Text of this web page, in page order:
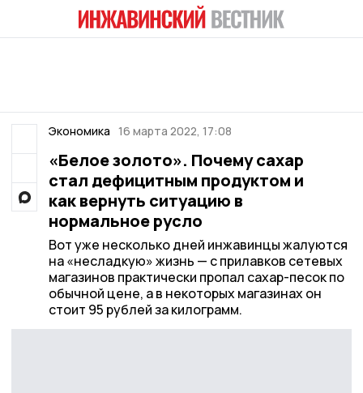
Экономика 16 марта 2022, 17:08
«Белое золото». Почему сахар
стал дефицитным продуктом и
как вернуть ситуацию в
нормальное русло
Вот уже несколько дней инжавинцы жалуются
на «несладкую» жизнь — с прилавков сетевых
магазинов практически пропал сахар-песок по
обычной цене, а в некоторых магазинах он
стоит 95 рублей за килограмм.